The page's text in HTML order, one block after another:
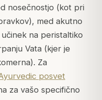
nosečnostjo (kot pri
med akutno
na peristaltiko
Vata (kjer je
Za
posvet
za vašo specifično